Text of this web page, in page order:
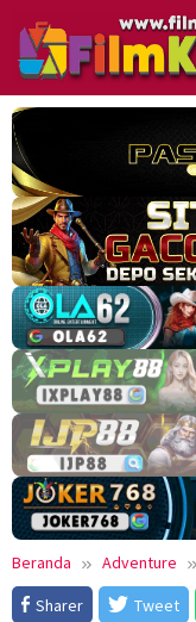
konten
Beranda Adventure
Sharer
Tweet